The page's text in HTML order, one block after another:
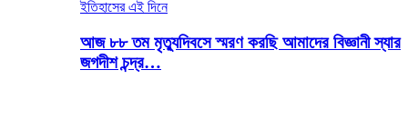
ইতিহাসের এই দিনে
আজ ৮৮ তম মৃত্যুদিবসে স্মরণ করছি আমাদের বিজ্ঞানী স্যার
জগদীশ চন্দ্র…